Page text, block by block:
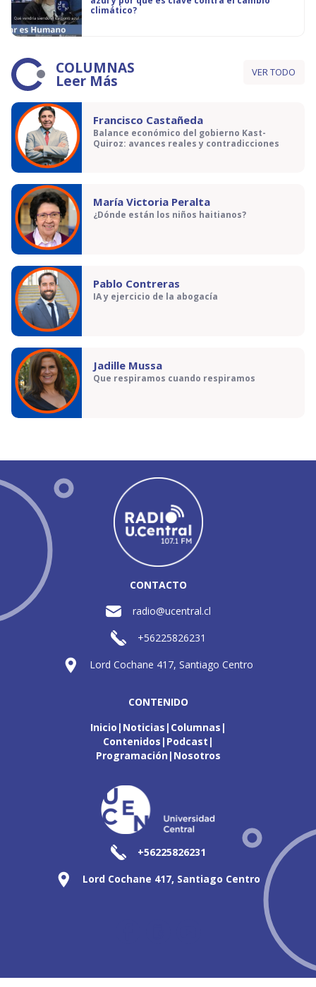
climático?
COLUMNAS
Leer Más VER TODO
Francisco Castañeda
Balance económico del gobierno Kast-
Quiroz: avances reales y contradicciones
María Victoria Peralta
¿Dónde están los niños haitianos?
Pablo Contreras
IA y ejercicio de la abogacía
Jadille Mussa
Que respiramos cuando respiramos
CONTACTO
radio@ucentral.cl
+56225826231
Lord Cochane 417, Santiago Centro
CONTENIDO
Inicio Noticias Columnas
Contenidos Podcast
Programación Nosotros
+56225826231
Lord Cochane 417, Santiago Centro